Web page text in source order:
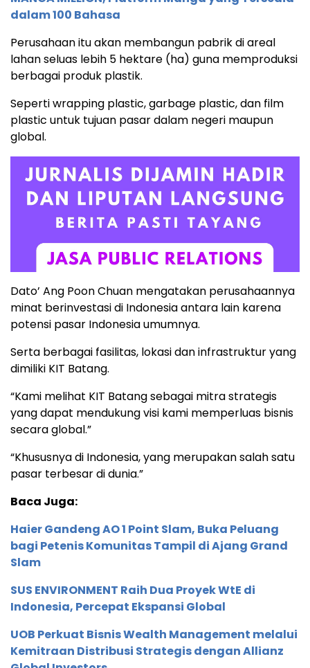
dalam 100 Bahasa
Perusahaan itu akan membangun pabrik di areal
lahan seluas lebih 5 hektare (ha) guna memproduksi
berbagai produk plastik.
Seperti wrapping plastic, garbage plastic, dan film
plastic untuk tujuan pasar dalam negeri maupun
global.
Dato’ Ang Poon Chuan mengatakan perusahaannya
minat berinvestasi di Indonesia antara lain karena
potensi pasar Indonesia umumnya.
Serta berbagai fasilitas, lokasi dan infrastruktur yang
dimiliki KIT Batang.
“Kami melihat KIT Batang sebagai mitra strategis
yang dapat mendukung visi kami memperluas bisnis
secara global.”
“Khususnya di Indonesia, yang merupakan salah satu
pasar terbesar di dunia.”
Baca Juga:
Haier Gandeng AO 1 Point Slam, Buka Peluang
bagi Petenis Komunitas Tampil di Ajang Grand
Slam
SUS ENVIRONMENT Raih Dua Proyek WtE di
Indonesia, Percepat Ekspansi Global
UOB Perkuat Bisnis Wealth Management melalui
Kemitraan Distribusi Strategis dengan Allianz